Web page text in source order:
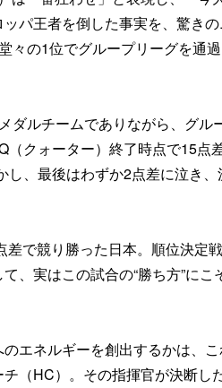
パ王者を倒した事実を、驚き
々の1位でグループリーグを通
ダルチームでありながら、グル
クォーター）終了時点で15点
、最後はわずか2点差に泣き、
で競り勝った日本。順位決定
、実はこの試合の“勝ち方”にこ
エネルギーを創出するかは、
（HC）。その指揮官が決断した